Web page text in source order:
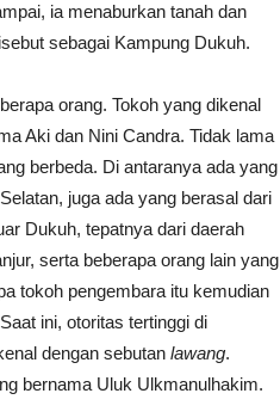
ia menaburkan tanah dan
sebagai Kampung Dukuh.
orang. Tokoh yang dikenal
Aki dan Nini Candra. Tidak lama
berbeda. Di antaranya ada yang
juga ada yang berasal dari
Dukuh, tepatnya dari daerah
serta beberapa orang lain yang
tokoh pengembara itu kemudian
ini, otoritas tertinggi di
dengan sebutan lawang.
bernama Uluk Ulkmanulhakim.